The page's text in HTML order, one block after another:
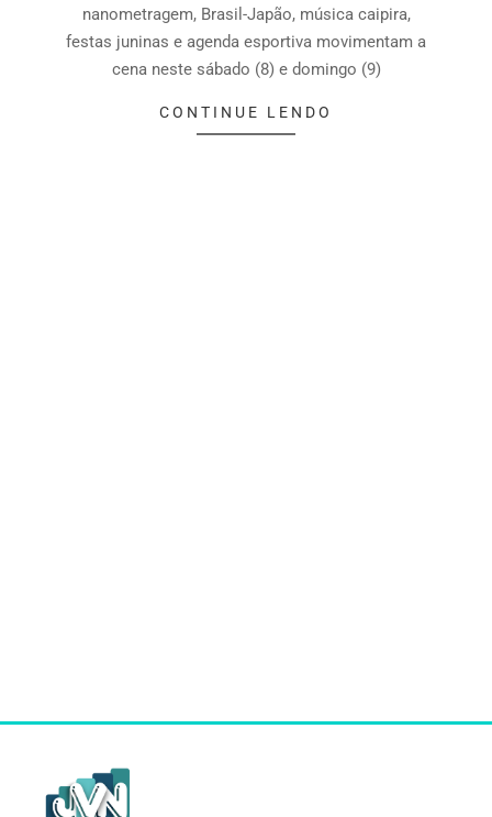
nanometragem, Brasil-Japão, música caipira,
festas juninas e agenda esportiva movimentam a
cena neste sábado (8) e domingo (9)
CONTINUE LENDO